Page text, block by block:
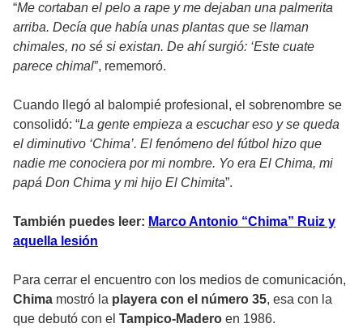
“Me cortaban el pelo a rape y me dejaban una palmerita
arriba. Decía que había unas plantas que se llaman
chimales, no sé si existan. De ahí surgió: ‘Este cuate
parece chimal”, rememoró.
Cuando llegó al balompié profesional, el sobrenombre se
consolidó: “La gente empieza a escuchar eso y se queda
el diminutivo ‘Chima’. El fenómeno del fútbol hizo que
nadie me conociera por mi nombre. Yo era El Chima, mi
papá Don Chima y mi hijo El Chimita”.
También puedes leer: Marco Antonio “Chima” Ruiz y
aquella lesión
Para cerrar el encuentro con los medios de comunicación,
Chima mostró la playera con el número 35, esa con la
que debutó con el Tampico-Madero en 1986.